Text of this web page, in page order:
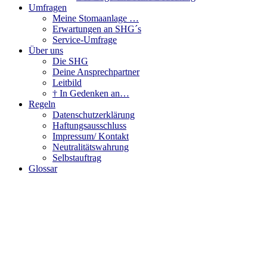
Umfragen
Meine Stomaanlage …
Erwartungen an SHG´s
Service-Umfrage
Über uns
Die SHG
Deine Ansprechpartner
Leitbild
† In Gedenken an…
Regeln
Datenschutzerklärung
Haftungsausschluss
Impressum/ Kontakt
Neutralitätswahrung
Selbstauftrag
Glossar